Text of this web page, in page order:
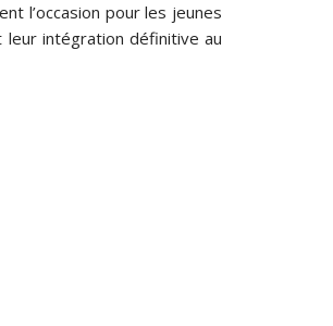
l’occasion pour les jeunes
leur intégration définitive au